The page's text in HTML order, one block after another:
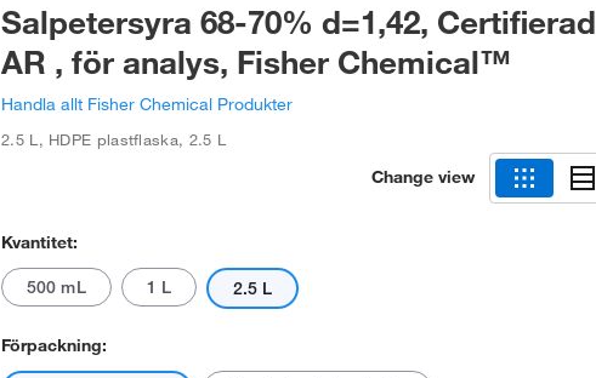
Salpetersyra 68-70% d=1,42, Certifierad
AR , för analys, Fisher Chemical™
Handla allt Fisher Chemical Produkter
2.5 L , HDPE plastflaska, 2.5 L
Change view
Kvantitet:
500 mL 1 L 2.5 L
Förpackning: